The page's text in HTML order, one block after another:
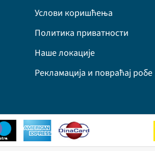
Услови коришћења
Политика приватности
Наше локације
Рекламација и повраћај робе